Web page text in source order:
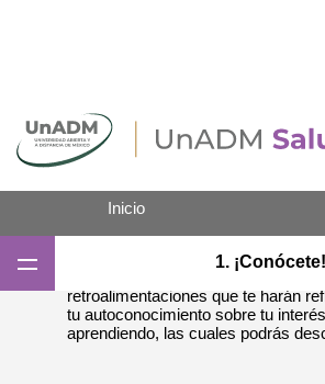
Inicio
1. ¡Conócete!
Seguir aprendiendo
¿Estás lista o listo para conocerte
cuestionario de 23 reactivos. Al final
retroalimentaciones que te harán
tu autoconocimiento sobre tu
aprendiendo, las cuales podrás